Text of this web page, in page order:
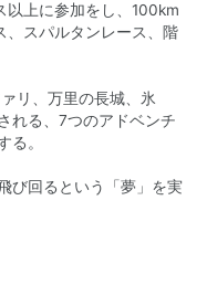
以上に参加をし、100km
、スパルタンレース、階
リ、万里の長城、氷
れる、7つのアドベンチ
る。
び回るという「夢」を実